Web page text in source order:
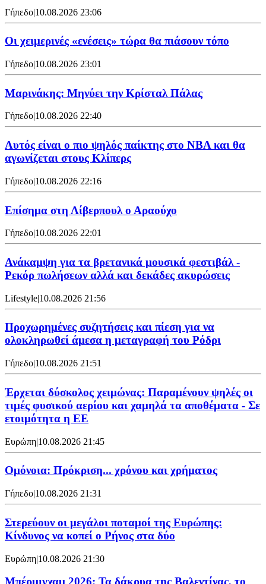
Γήπεδο|10.08.2026 23:06
Οι χειμερινές «ενέσεις» τώρα θα πιάσουν τόπο
Γήπεδο|10.08.2026 23:01
Μαρινάκης: Μηνύει την Κρίσταλ Πάλας
Γήπεδο|10.08.2026 22:40
Αυτός είναι ο πιο ψηλός παίκτης στο NBA και θα
αγωνίζεται στους Κλίπερς
Γήπεδο|10.08.2026 22:16
Επίσημα στη Λίβερπουλ ο Αραούχο
Γήπεδο|10.08.2026 22:01
Ανάκαμψη για τα βρετανικά μουσικά φεστιβάλ -
Ρεκόρ πωλήσεων αλλά και δεκάδες ακυρώσεις
Lifestyle|10.08.2026 21:56
Προχωρημένες συζητήσεις και πίεση για να
ολοκληρωθεί άμεσα η μεταγραφή του Ρόδρι
Γήπεδο|10.08.2026 21:51
Έρχεται δύσκολος χειμώνας: Παραμένουν ψηλές οι
τιμές φυσικού αερίου και χαμηλά τα αποθέματα - Σε
ετοιμότητα η ΕΕ
Ευρώπη|10.08.2026 21:45
Ομόνοια: Πρόκριση... χρόνου και χρήματος
Γήπεδο|10.08.2026 21:31
Στερεύουν οι μεγάλοι ποταμοί της Ευρώπης:
Κίνδυνος να κοπεί ο Ρήνος στα δύο
Ευρώπη|10.08.2026 21:30
Μπέρμιγχαμ 2026: Τα δάκρυα της Βαλεντίνας, το